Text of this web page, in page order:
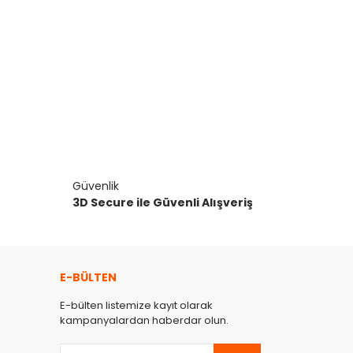
Güvenlik
3D Secure ile Güvenli Alışveriş
E-BÜLTEN
E-bülten listemize kayıt olarak
kampanyalardan haberdar olun.